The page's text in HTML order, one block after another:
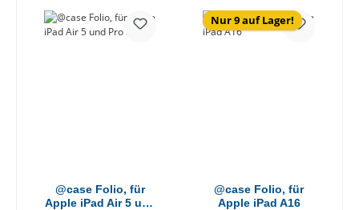
@case Folio, für
Apple iPad Air 5 und
Nur 9 auf Lager!
@case Folio, für
Apple iPad A16